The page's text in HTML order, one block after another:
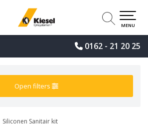
0162 - 21 20 25
MENU
Open filters
Siliconen Sanitair kit